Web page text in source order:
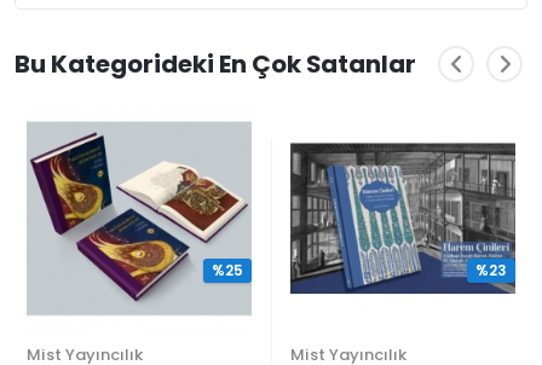
Bu Kategorideki En Çok Satanlar
Mist Yayıncılık
%25
Mist Yayıncılık
%23